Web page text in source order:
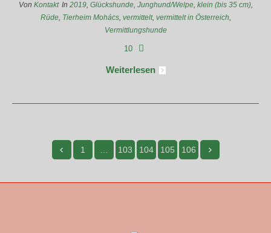
Von Kontakt In 2019, Glückshunde, Junghund/Welpe, klein (bis 35 cm),
Rüde, Tierheim Mohács, vermittelt, vermittelt in Österreich,
Vermittlungshunde
10
Weiterlesen
1 … 103 104 105 106